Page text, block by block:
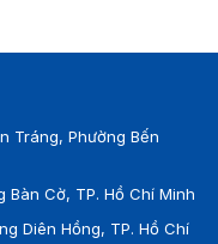
Tráng, Phường Bến
Bàn Cờ, TP. Hồ Chí Minh
Diên Hồng, TP. Hồ Chí